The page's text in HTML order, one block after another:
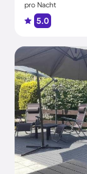
pro Nacht
5.0